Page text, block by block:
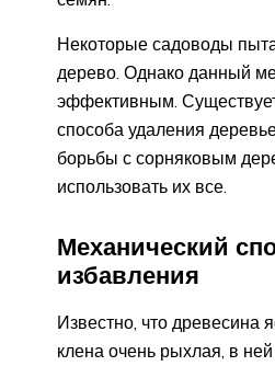
Некоторые садоводы
дерево. Однако данный
эффективным.
способа удаления
борьбы с сорняковым
использовать их все.
Механический
избавления
Известно, что древесина
клена очень рыхлая, в